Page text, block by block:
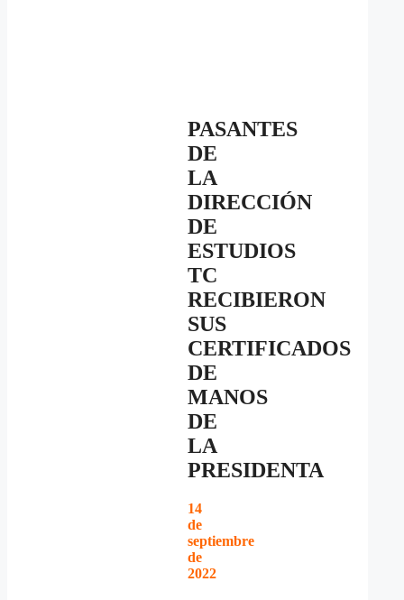
PASANTES
DE
LA
DIRECCIÓN
DE
ESTUDIOS
TC
RECIBIERON
SUS
CERTIFICADOS
DE
MANOS
DE
LA
PRESIDENTA
14
de
septiembre
de
2022